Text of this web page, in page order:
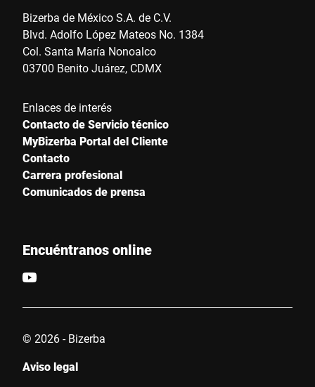
Bizerba de México S.A. de C.V.
Blvd. Adolfo López Mateos No. 1384
Col. Santa María Nonoalco
03700 Benito Juárez, CDMX
Enlaces de interés
Contacto de Servicio técnico
MyBizerba Portal del Cliente
Contacto
Carrera profesional
Comunicados de prensa
Encuéntranos online
© 2026 - Bizerba
Aviso legal